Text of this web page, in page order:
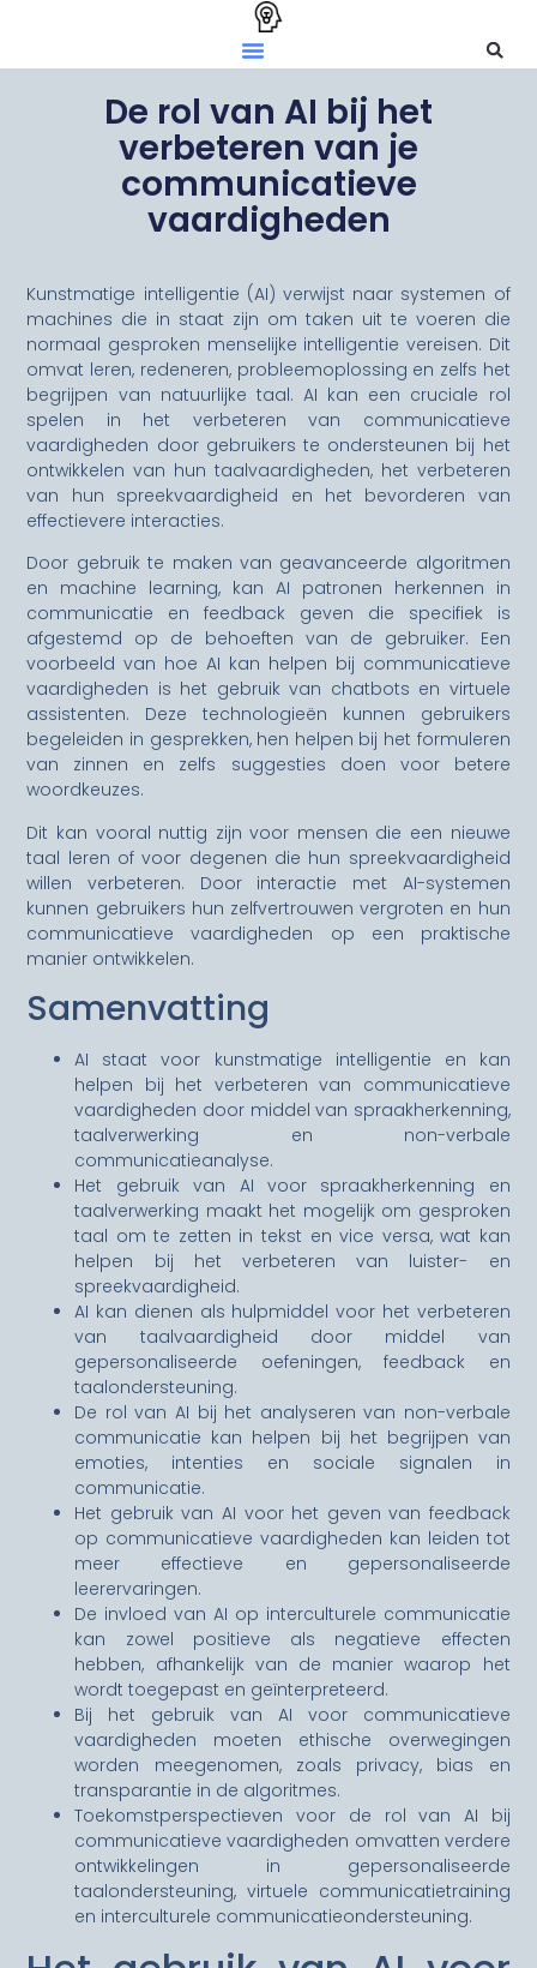
De rol van AI bij het
verbeteren van je
communicatieve
vaardigheden
Kunstmatige intelligentie (AI) verwijst naar systemen of
machines die in staat zijn om taken uit te voeren die
normaal gesproken menselijke intelligentie vereisen. Dit
omvat leren, redeneren, probleemoplossing en zelfs het
begrijpen van natuurlijke taal. AI kan een cruciale rol
spelen in het verbeteren van communicatieve
vaardigheden door gebruikers te ondersteunen bij het
ontwikkelen van hun taalvaardigheden, het verbeteren
van hun spreekvaardigheid en het bevorderen van
effectievere interacties.
Door gebruik te maken van geavanceerde algoritmen
en machine learning, kan AI patronen herkennen in
communicatie en feedback geven die specifiek is
afgestemd op de behoeften van de gebruiker. Een
voorbeeld van hoe AI kan helpen bij communicatieve
vaardigheden is het gebruik van chatbots en virtuele
assistenten. Deze technologieën kunnen gebruikers
begeleiden in gesprekken, hen helpen bij het formuleren
van zinnen en zelfs suggesties doen voor betere
woordkeuzes.
Dit kan vooral nuttig zijn voor mensen die een nieuwe
taal leren of voor degenen die hun spreekvaardigheid
willen verbeteren. Door interactie met AI-systemen
kunnen gebruikers hun zelfvertrouwen vergroten en hun
communicatieve vaardigheden op een praktische
manier ontwikkelen.
Samenvatting
AI staat voor kunstmatige intelligentie en kan
helpen bij het verbeteren van communicatieve
vaardigheden door middel van spraakherkenning,
taalverwerking en non-verbale
communicatieanalyse.
Het gebruik van AI voor spraakherkenning en
taalverwerking maakt het mogelijk om gesproken
taal om te zetten in tekst en vice versa, wat kan
helpen bij het verbeteren van luister- en
spreekvaardigheid.
AI kan dienen als hulpmiddel voor het verbeteren
van taalvaardigheid door middel van
gepersonaliseerde oefeningen, feedback en
taalondersteuning.
De rol van AI bij het analyseren van non-verbale
communicatie kan helpen bij het begrijpen van
emoties, intenties en sociale signalen in
communicatie.
Het gebruik van AI voor het geven van feedback
op communicatieve vaardigheden kan leiden tot
meer effectieve en gepersonaliseerde
leerervaringen.
De invloed van AI op interculturele communicatie
kan zowel positieve als negatieve effecten
hebben, afhankelijk van de manier waarop het
wordt toegepast en geïnterpreteerd.
Bij het gebruik van AI voor communicatieve
vaardigheden moeten ethische overwegingen
worden meegenomen, zoals privacy, bias en
transparantie in de algoritmes.
Toekomstperspectieven voor de rol van AI bij
communicatieve vaardigheden omvatten verdere
ontwikkelingen in gepersonaliseerde
taalondersteuning, virtuele communicatietraining
en interculturele communicatieondersteuning.